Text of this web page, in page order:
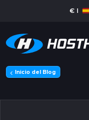
€ |
Inicio del Blog